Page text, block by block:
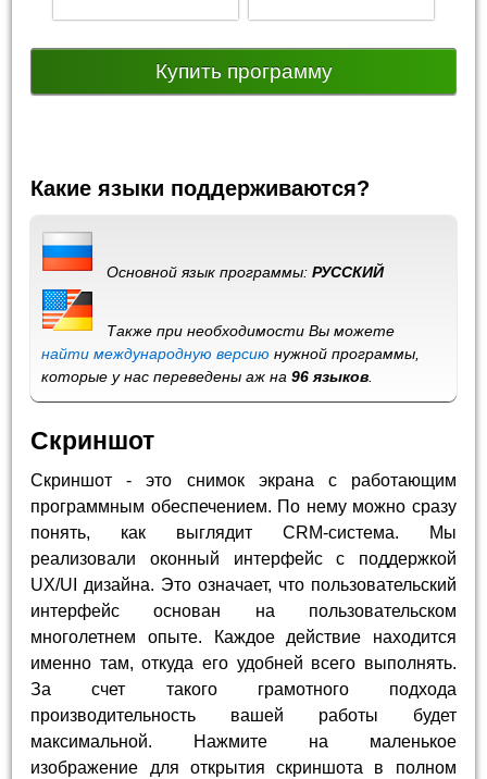
Купить программу
Какие языки поддерживаются?
Основной язык программы:РУССКИЙ
Также при необходимости Вы можете
найти международную версию нужной программы,
которые у нас переведены аж на96 языков
Скриншот
Скриншот - это снимок экрана с работающим
программным обеспечением. По нему можно сразу
понять, как выглядит CRM-система. Мы
реализовали оконный интерфейс с поддержкой
UX/UI дизайна. Это означает, что пользовательский
интерфейс основан на пользовательском
многолетнем опыте. Каждое действие находится
именно там, откуда его удобней всего выполнять.
За счет такого грамотного подхода
производительность вашей работы будет
максимальной. Нажмите на маленькое
изображение для открытия скриншота в полном